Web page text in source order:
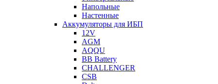
Напольные
Настенные
Аккумуляторы для ИБП
12V
AGM
AQQU
BB Battery
CHALLENGER
CSB